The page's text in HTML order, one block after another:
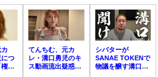
につ
力
てんちむ、元カ
レ・溝口勇児のキ
ス動画流出疑惑を
シバターが
SANAE TOKENで
物議を醸す溝口勇